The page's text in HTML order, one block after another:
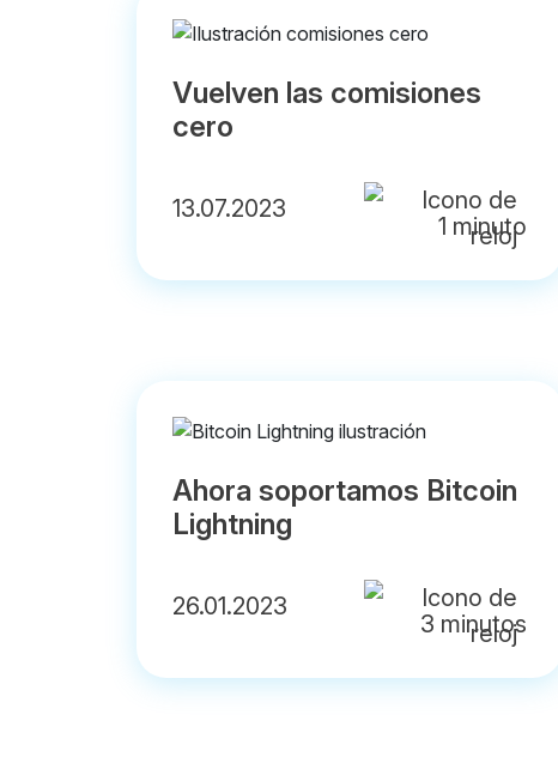
Vuelven las comisiones
cero
13.07.2023
1 minuto
Ahora soportamos Bitcoin
Lightning
26.01.2023
3 minutos